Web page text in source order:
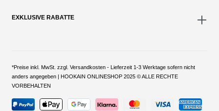
EXKLUSIVE RABATTE
*Preise inkl. MwSt. zzgl. Versandkosten - Lieferzeit 1-3 Werktage sofern nicht
anders angegeben | HOOKAIN ONLINESHOP 2025 © ALLE RECHTE
VORBEHALTEN